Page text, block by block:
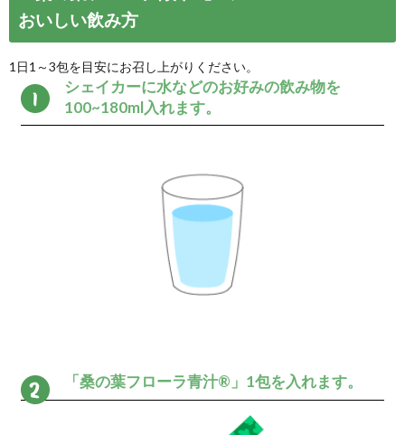
「桑の葉フローラ青汁
うれしい5つのポイント
栄養成分の高い桑
生活が整います。
のバランスが良く、特に食事
ンやミネラル、食物繊維が豊富